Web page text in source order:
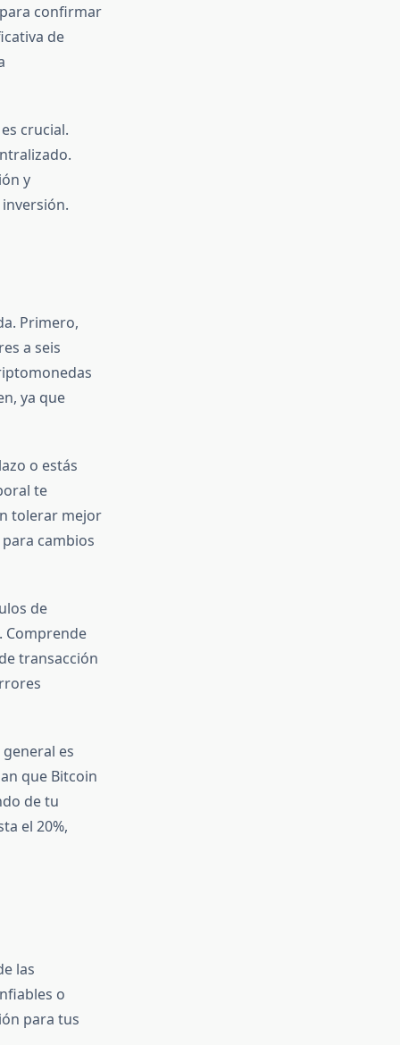
confirmar
de
crucial.
y
Primero,
a seis
ya que
o estás
te
tolerar mejor
cambios
de
Comprende
transacción
es
que Bitcoin
de tu
el 20%,
las
o
para tus